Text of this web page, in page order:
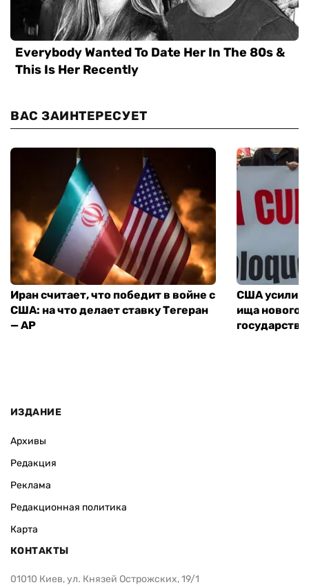
ВАС ЗАИНТЕРЕСУЕТ
Иран считает, что победит в войне с
США: на что делает ставку Тегеран
— AP
США
ища нового
ИЗДАНИЕ
Архивы
Редакция
Реклама
Редакционная политика
Карта
КОНТАКТЫ
01010 Киев, ул. Князей Острожских, 19/1